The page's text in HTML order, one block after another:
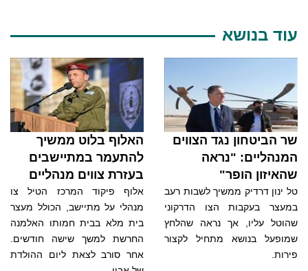
עוד בנושא
שר הביטחון נגד הצווים
המנהליים: "נראה
שהאיזון הופר"
טל ינון דרדיק ממשיך לשבות רעב
במעצר בעקבות הצו הדרקוני
שהוטל עליו, אך נראה שהלחץ
שמופעל בנושא מתחיל לקצור
פירות.
האלוף בלוט ממשיך
להתעמר במתיישבים
בעזרת צווים מנהליים
אלוף פיקוד המרכז הטיל צו
מנהלי על מתיישב, הכולל מעצר
בית מלא בבית חמותו האלמנה
החרשת למשך שישה חודשים.
אחר סורב לצאת ליום ההולדת